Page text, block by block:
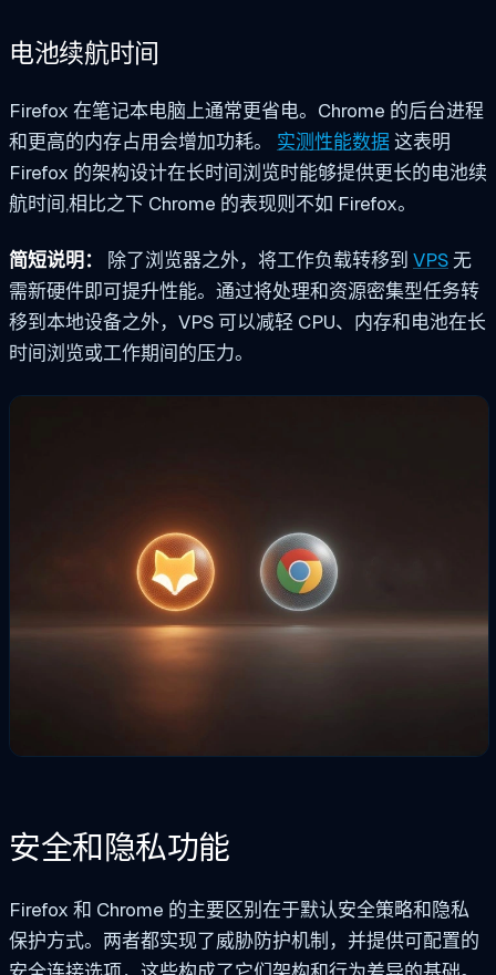
电池续航时间
Firefox 在笔记本电脑上通常更省电。Chrome 的后台进程
和更高的内存占用会增加功耗。 实测性能数据这表明
Firefox 的架构设计在长时间浏览时能够提供更长的电池续
航时间,相比之下 Chrome 的表现则不如 Firefox。
简短说明： 除了浏览器之外，将工作负载转移到 VPS无
需新硬件即可提升性能。通过将处理和资源密集型任务转
移到本地设备之外，VPS 可以减轻 CPU、内存和电池在长
时间浏览或工作期间的压力。
安全和隐私功能
Firefox 和 Chrome 的主要区别在于默认安全策略和隐私
保护方式。两者都实现了威胁防护机制，并提供可配置的